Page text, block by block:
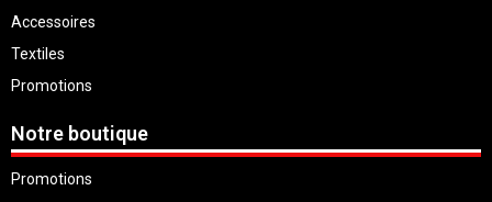
Accessoires
Textiles
Promotions
Notre boutique
Promotions